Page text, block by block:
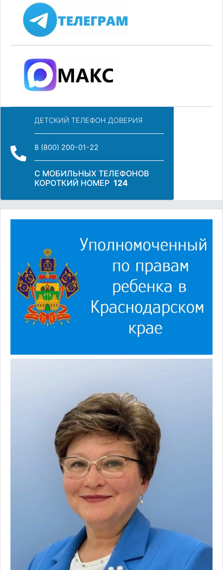
ДЕТСКИЙ ТЕЛЕФОН ДОВЕРИЯ
8 (800) 200-01-22
С МОБИЛЬНЫХ ТЕЛЕФОНОВ
КОРОТКИЙ НОМЕР 124